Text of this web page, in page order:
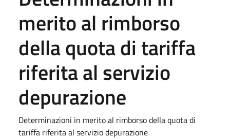
merito al rimborso
della quota di tariffa
riferita al servizio
depurazione
Determinazioni in merito al rimborso della quota di
tariffa riferita al servizio depurazione